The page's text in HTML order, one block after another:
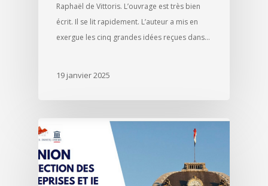
Raphaël de Vittoris. L’ouvrage est très bien
écrit. Il se lit rapidement. L’auteur a mis en
exergue les cinq grandes idées reçues dans…
19 janvier 2025